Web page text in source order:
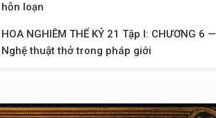
hỗn loạn
HOA NGHIÊM THẾ KỶ 21 Tập I: CHƯƠNG 6 —
Nghệ thuật thở trong pháp giới
hạn